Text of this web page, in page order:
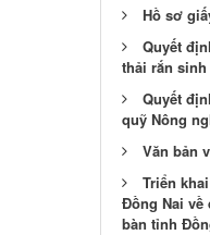
Hồ sơ
Quyết
thải rắn
Quyết
quỹ Nông
Văn bản
Triển
Đồng Nai
bàn tỉnh